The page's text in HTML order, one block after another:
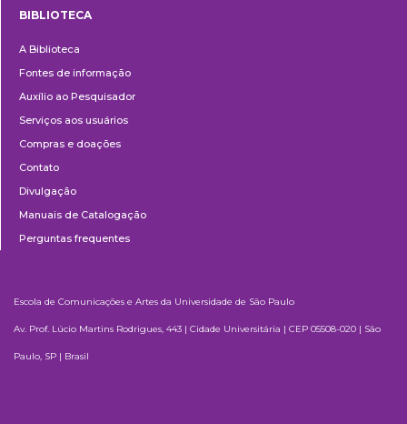
BIBLIOTECA
A Biblioteca
Fontes de informação
Auxílio ao Pesquisador
Serviços aos usuários
Compras e doações
Contato
Divulgação
Manuais de Catalogação
Perguntas frequentes
Escola de Comunicações e Artes da Universidade de São Paulo
Av. Prof. Lúcio Martins Rodrigues, 443 | Cidade Universitária | CEP 05508-020 | São
Paulo, SP | Brasil